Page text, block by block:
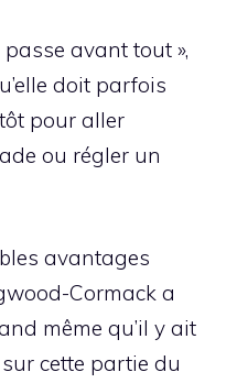
avant tout »,
doit parfois
pour aller
ou régler un
avantages
Cormack a
même qu’il y ait
cette partie du